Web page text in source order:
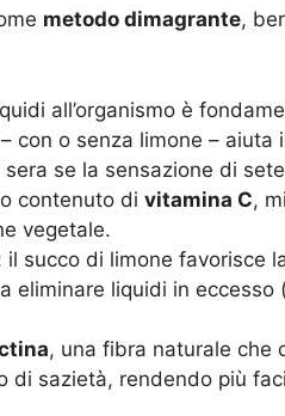
metodo dimagrante,
all’organismo è
con o senza limone –
se la sensazione di
contenuto di vitamina C,
vegetale.
il succo di limone favorisce
eliminare liquidi in eccesso
, una fibra naturale che
di sazietà, rendendo più